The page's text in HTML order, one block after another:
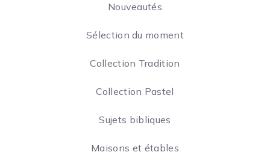
Nouveautés
Sélection du moment
Collection Tradition
Collection Pastel
Sujets bibliques
Maisons et étables